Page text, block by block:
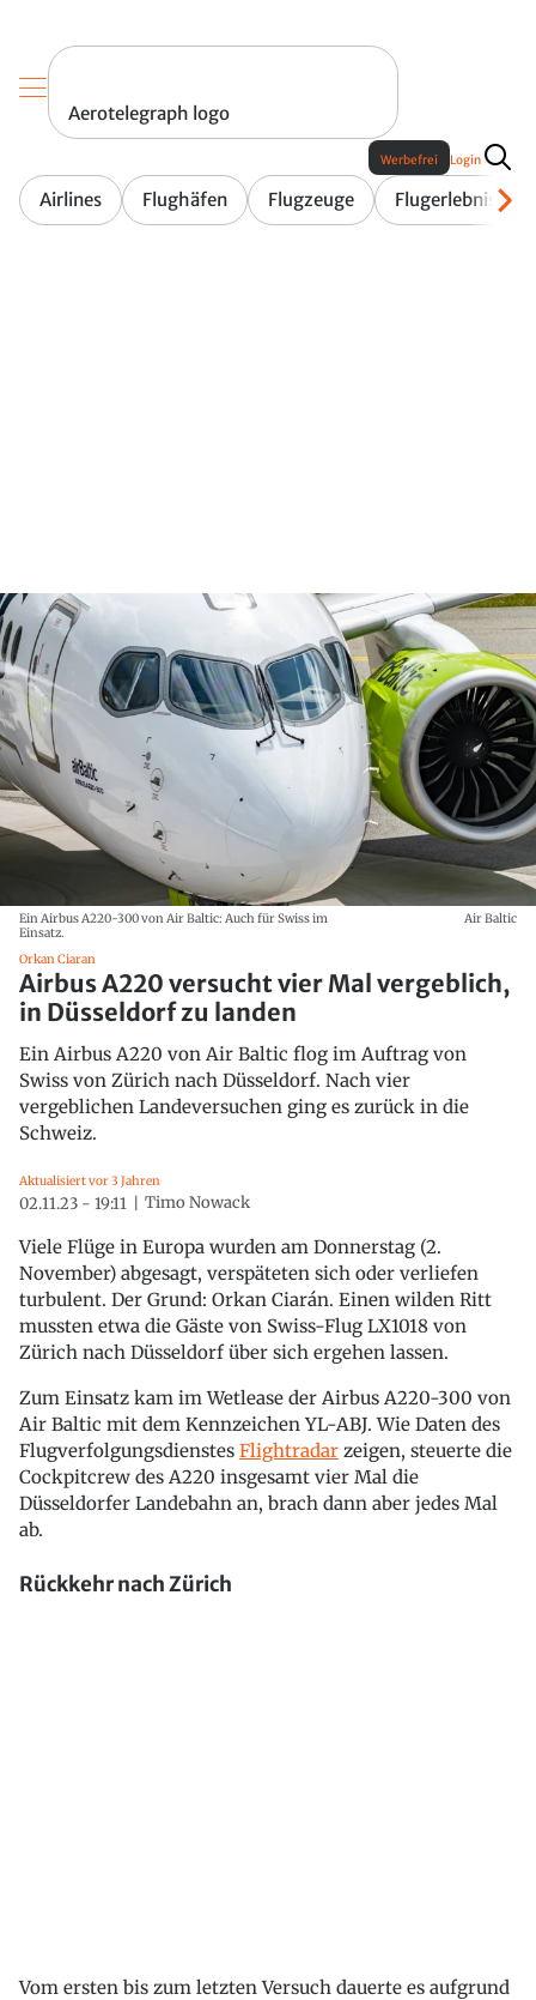
Aerotelegraph logo
Airlines Flughäfen Flugzeuge Flugerlebnis
Werbefrei Login
Ein Airbus A220-300 von Air Baltic: Auch für Swiss im
Einsatz.
Air Baltic
Orkan Ciaran
Airbus A220 versucht vier Mal vergeblich,
in Düsseldorf zu landen
Ein Airbus A220 von Air Baltic flog im Auftrag von
Swiss von Zürich nach Düsseldorf. Nach vier
vergeblichen Landeversuchen ging es zurück in die
Schweiz.
Aktualisiert vor 3 Jahren
02.11.23 - 19:11 Timo Nowack
Viele Flüge in Europa wurden am Donnerstag (2.
November) abgesagt, verspäteten sich oder verliefen
turbulent. Der Grund: Orkan Ciarán. Einen wilden Ritt
mussten etwa die Gäste von Swiss-Flug LX1018 von
Zürich nach Düsseldorf über sich ergehen lassen.
Zum Einsatz kam im Wetlease der Airbus A220-300 von
Air Baltic mit dem Kennzeichen YL-ABJ. Wie Daten des
Flugverfolgungsdienstes Flightradar zeigen, steuerte die
Cockpitcrew des A220 insgesamt vier Mal die
Düsseldorfer Landebahn an, brach dann aber jedes Mal
ab.
Rückkehr nach Zürich
Vom ersten bis zum letzten Versuch dauerte es aufgrund